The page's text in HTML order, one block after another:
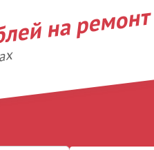
на ремонт